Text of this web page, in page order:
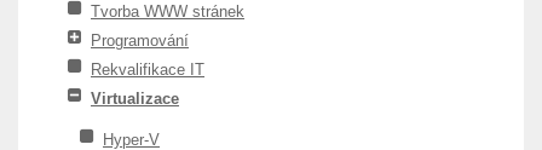
Tvorba WWW stránek
Programování
Rekvalifikace IT
Virtualizace
Hyper-V